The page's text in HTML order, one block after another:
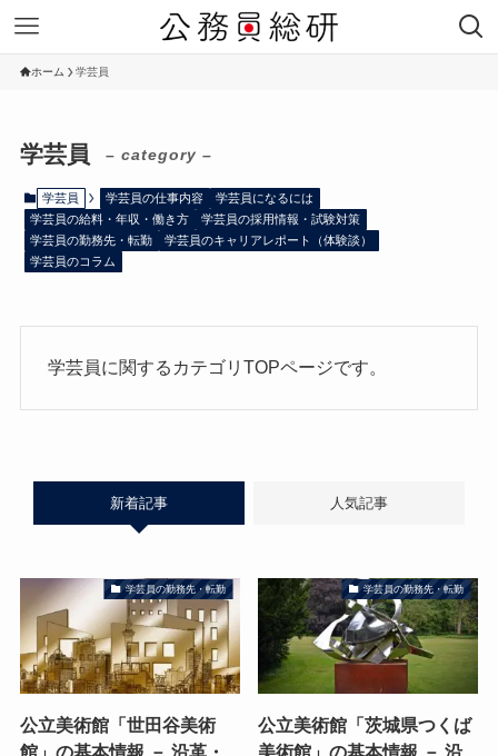
ホーム 学芸員
学芸員 – category –
学芸員 学芸員の仕事内容
学芸員になるには
学芸員の給料・年収・働き方
学芸員の採用情報・試験対策
学芸員の勤務先・転勤
学芸員のキャリアレポート（体験談）
学芸員のコラム
学芸員に関するカテゴリTOPページです。
新着記事 人気記事
学芸員の勤務先・転勤
公立美術館「世田谷美術
館」の基本情報 － 沿革・
学芸員の勤務先・転勤
公立美術館「茨城県つくば
美術館」の基本情報 － 沿